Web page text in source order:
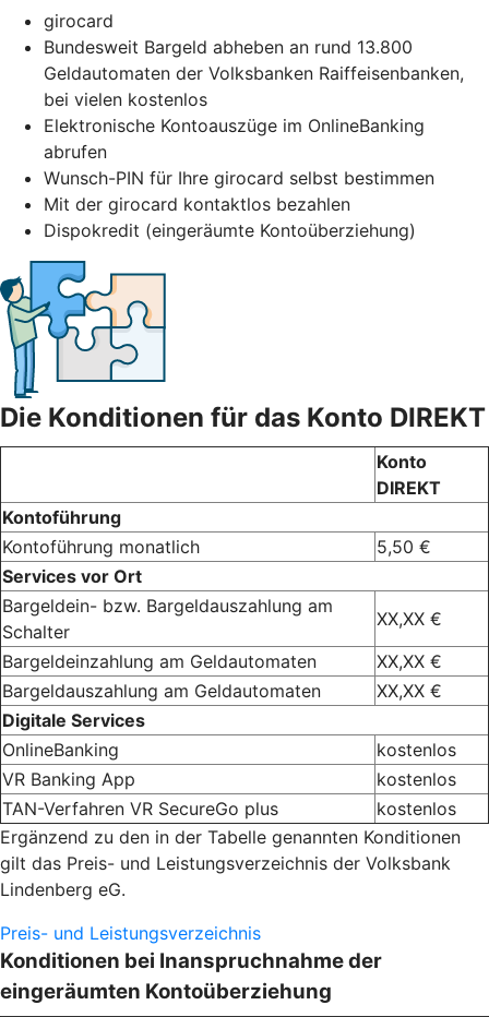
girocard
Bundesweit Bargeld abheben an rund 13.800
Geldautomaten der Volksbanken Raiffeisenbanken,
bei vielen kostenlos
Elektronische Kontoauszüge im OnlineBanking
abrufen
Wunsch-PIN für Ihre girocard selbst bestimmen
Mit der girocard kontaktlos bezahlen
Dispokredit (eingeräumte Kontoüberziehung)
Die Konditionen für das Konto DIREKT
Konto
DIREKT
Kontoführung
Kontoführung monatlich
5,50 €
Services vor Ort
Bargeldein- bzw. Bargeldauszahlung am
Schalter
XX,XX €
Bargeldeinzahlung am Geldautomaten
XX,XX €
Bargeldauszahlung am Geldautomaten
XX,XX €
Digitale Services
OnlineBanking
kostenlos
VR Banking App
kostenlos
TAN-Verfahren VR SecureGo plus
kostenlos
Ergänzend zu den in der Tabelle genannten Konditionen
gilt das Preis- und Leistungsverzeichnis der Volksbank
Lindenberg eG.
Preis- und Leistungsverzeichnis
Konditionen bei Inanspruchnahme der
eingeräumten Kontoüberziehung